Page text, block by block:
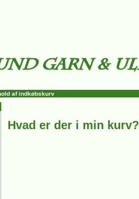
af indkøbskurv
Hvad er der i min kurv?